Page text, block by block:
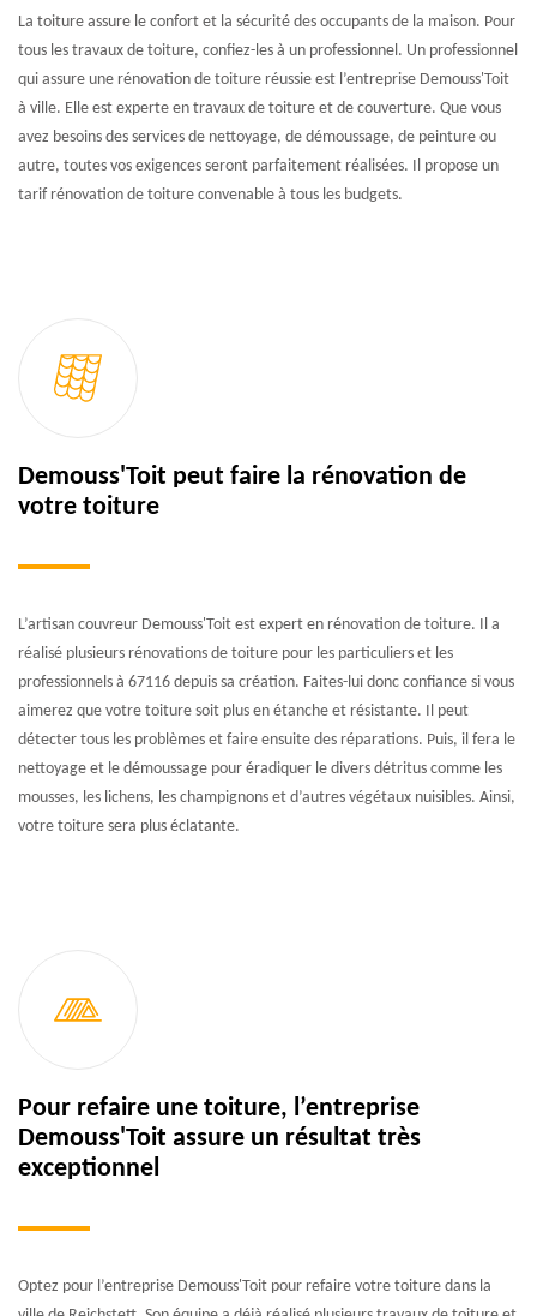
La toiture assure le confort et la sécurité des occupants de la maison. Pour
tous les travaux de toiture, confiez-les à un professionnel. Un professionnel
qui assure une rénovation de toiture réussie est l’entreprise Demouss'Toit
à ville. Elle est experte en travaux de toiture et de couverture. Que vous
avez besoins des services de nettoyage, de démoussage, de peinture ou
autre, toutes vos exigences seront parfaitement réalisées. Il propose un
tarif rénovation de toiture convenable à tous les budgets.
Demouss'Toit peut faire la rénovation de
votre toiture
L’artisan couvreur Demouss'Toit est expert en rénovation de toiture. Il a
réalisé plusieurs rénovations de toiture pour les particuliers et les
professionnels à 67116 depuis sa création. Faites-lui donc confiance si vous
aimerez que votre toiture soit plus en étanche et résistante. Il peut
détecter tous les problèmes et faire ensuite des réparations. Puis, il fera le
nettoyage et le démoussage pour éradiquer le divers détritus comme les
mousses, les lichens, les champignons et d’autres végétaux nuisibles. Ainsi,
votre toiture sera plus éclatante.
Pour refaire une toiture, l’entreprise
Demouss'Toit assure un résultat très
exceptionnel
Optez pour l’entreprise Demouss'Toit pour refaire votre toiture dans la